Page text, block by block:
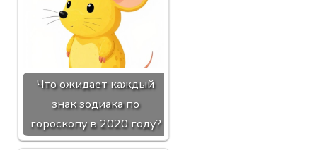
Что ожидает каждый
знак зодиака по
гороскопу в 2020 году?